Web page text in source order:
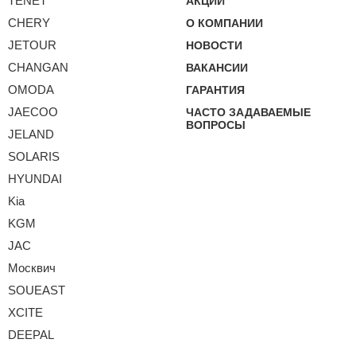
CHERY
JETOUR
CHANGAN
OMODA
JAECOO
JELAND
SOLARIS
HYUNDAI
Kia
KGM
JAC
Москвич
SOUEAST
XCITE
DEEPAL
О КОМПАНИИ
НОВОСТИ
ВАКАНСИИ
ГАРАНТИЯ
ЧАСТО ЗАДАВАЕМЫЕ
ВОПРОСЫ